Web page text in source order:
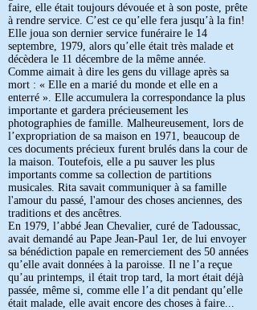
faire, elle était toujours dévouée et à son poste, prête
à rendre service. C’est ce qu’elle fera jusqu’à la fin!
Elle joua son dernier service funéraire le 14
septembre, 1979, alors qu’elle était très malade et
décèdera le 11 décembre de la même année.
Comme aimait à dire les gens du village après sa
mort : « Elle en a marié du monde et elle en a
enterré ». Elle accumulera la correspondance la plus
importante et gardera précieusement les
photographies de famille. Malheureusement, lors de
l’expropriation de sa maison en 1971, beaucoup de
ces documents précieux furent brulés dans la cour de
la maison. Toutefois, elle a pu sauver les plus
importants comme sa collection de partitions
musicales. Rita savait communiquer à sa famille
l'amour du passé, l'amour des choses anciennes, des
traditions et des ancêtres.
En 1979, l’abbé Jean Chevalier, curé de Tadoussac,
avait demandé au Pape Jean-Paul 1er, de lui envoyer
sa bénédiction papale en remerciement des 50 années
qu’elle avait données à la paroisse. Il ne l’a reçue
qu’au printemps, il était trop tard, la mort était déjà
passée, même si, comme elle l’a dit pendant qu’elle
était malade, elle avait encore des choses à faire...